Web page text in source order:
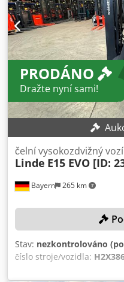
PRODÁNO
Dražte nyní sami!
Bayern 265 km
čelní vysokozdvižný
Linde E15 EVO [ID:
Stav: nezkontrolováno
číslo stroje/vozidla:
,